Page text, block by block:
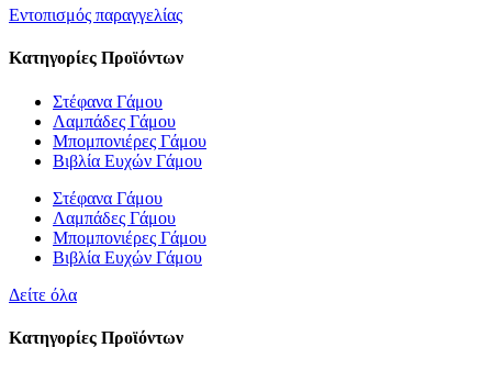
Εντοπισμός παραγγελίας
Κατηγορίες Προϊόντων
Στέφανα Γάμου
Λαμπάδες Γάμου
Μπομπονιέρες Γάμου
Βιβλία Ευχών Γάμου
Στέφανα Γάμου
Λαμπάδες Γάμου
Μπομπονιέρες Γάμου
Βιβλία Ευχών Γάμου
Δείτε όλα
Κατηγορίες Προϊόντων